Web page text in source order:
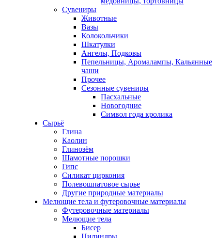
Сувениры
Животные
Вазы
Колокольчики
Шкатулки
Ангелы, Подковы
Пепельницы, Аромалампы, Кальянные
чаши
Прочее
Сезонные сувениры
Пасхальные
Новогодние
Символ года кролика
Сырьё
Глина
Каолин
Глинозём
Шамотные порошки
Гипс
Силикат циркония
Полевошпатовое сырье
Другие природные материалы
Мелющие тела и футеровочные материалы
Футеровочные материалы
Мелющие тела
Бисер
Цилиндры